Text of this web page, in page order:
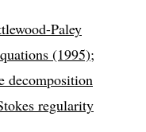
Paley
(1995);
decomposition
regularity